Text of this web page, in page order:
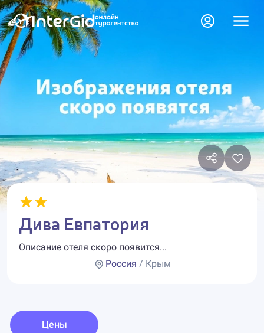
Дива Евпатория
Описание отеля скоро появится...
Россия / Крым
Цены